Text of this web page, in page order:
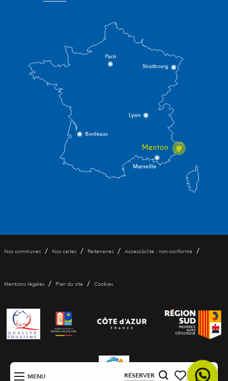
MENU RÉSERVER FR
Nos communes / Nos cartes / Partenaires / Accessibilité : non-conforme /
Mentions légales / Plan du site / Cookies